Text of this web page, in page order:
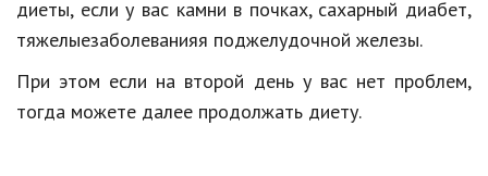
диеты, если у вас камни в почках, сахарный диабет,
тяжелыезаболеванияя поджелудочной железы.
При этом если на второй день у вас нет проблем,
тогда можете далее продолжать диету.